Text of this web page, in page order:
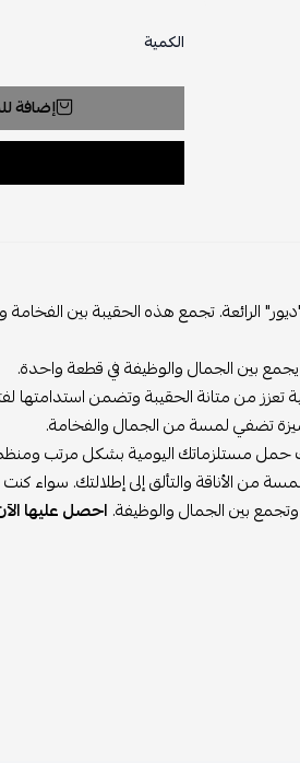
الكمية
إضافة
"ديور" الرائعة. تجمع هذه الحقيبة بين
بين الجمال والوظيفة في قطعة واحدة.
من متانة الحقيبة وتضمن استدامتها
تضفي لمسة من الجمال والفخامة.
حمل مستلزماتك اليومية بشكل مرتب
الأناقة والتألق إلى إطلالتك. سواء
بين الجمال والوظيفة. احصل عليها